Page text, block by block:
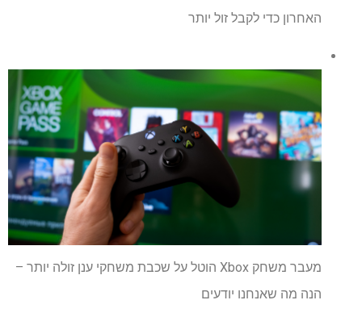
האחרון כדי לקבל זול יותר
מעבר משחק Xbox הוטל על שכבת משחקי ענן זולה יותר –
הנה מה שאנחנו יודעים